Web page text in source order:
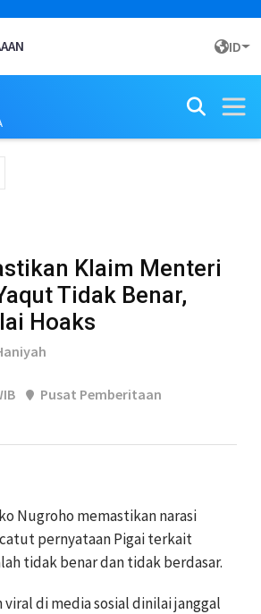
ID
Klaim Menteri
Tidak Benar,
Hoaks
Pusat Pemberitaan
Nugroho memastikan narasi
pernyataan Pigai terkait
tidak benar dan tidak berdasar.
viral di media sosial dinilai janggal